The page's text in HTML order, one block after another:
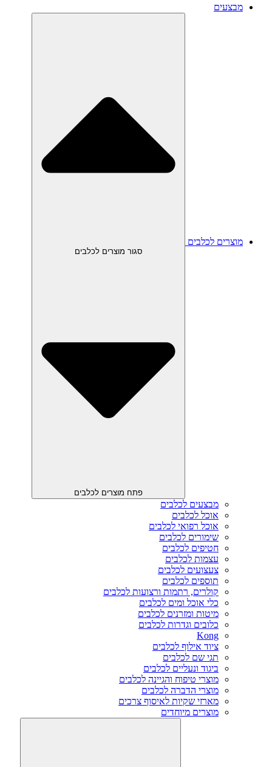
מבצעים
מוצרים לכלבים
סגור מוצרים לכלבים
פתח מוצרים לכלבים
מבצעים לכלבים
אוכל לכלבים
אוכל רפואי לכלבים
שימורים לכלבים
חטיפים לכלבים
עצמות לכלבים
צעצועים לכלבים
תוספים לכלבים
קולרים, רתמות ורצועות לכלבים
כלי אוכל ומים לכלבים
מיטות ומזרנים לכלבים
כלובים וגדרות לכלבים
Kong
ציוד אילוף לכלבים
תגי שם לכלבים
ביגוד ונעליים לכלבים
מוצרי טיפוח והגיינה לכלבים
מוצרי הדברה לכלבים
מארזי שקיות לאיסוף צרכים
מוצרים מיוחדים